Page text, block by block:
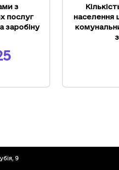
з
послуг
заробіну
населення
9